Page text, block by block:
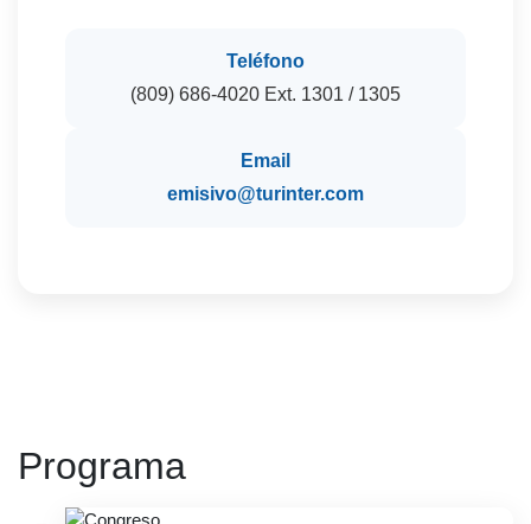
Teléfono
(809) 686-4020 Ext. 1301 / 1305
Email
emisivo@turinter.com
Programa